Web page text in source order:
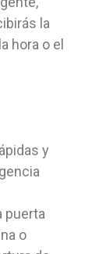
la
hora o el
y
puerta
o